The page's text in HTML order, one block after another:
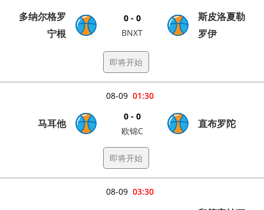
多纳尔格罗
宁根
0 - 0
BNXT
斯皮洛夏勒
罗伊
即将开始
01:30
08-09
马耳他
0 - 0
欧锦C
直布罗陀
即将开始
03:30
08-09